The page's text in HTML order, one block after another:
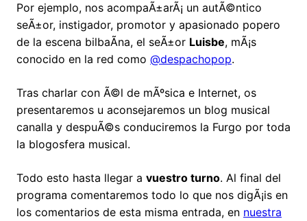
Por ejemplo, nos acompaÃ±arÃ¡ un autÃ©ntico
seÃ±or, instigador, promotor y apasionado popero
de la escena bilbaÃ­na, el seÃ±or Luisbe, mÃ¡s
conocido en la red como @despachopop.
Tras charlar con Ã©l de mÃºsica e Internet, os
presentaremos u aconsejaremos un blog musical
canalla y despuÃ©s conduciremos la Furgo por toda
la blogosfera musical.
Todo esto hasta llegar a vuestro turno. Al final del
programa comentaremos todo lo que nos digÃ¡is en
los comentarios de esta misma entrada, en nuestra